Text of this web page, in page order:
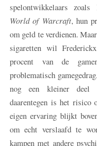
spelontwikkelaars zoals
World of Warcraft, hun
om geld te verdienen.
sigaretten wil
procent van de
problematisch
nog een kleiner deel
daarentegen is het risico
eigen ervaring blijkt
om echt verslaafd te
kampen met andere